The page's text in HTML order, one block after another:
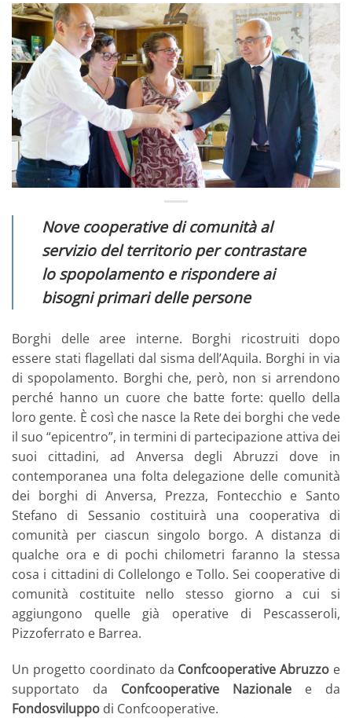
Nove cooperative di comunità al
servizio del territorio per contrastare
lo spopolamento e rispondere ai
bisogni primari delle persone
Borghi delle aree interne. Borghi ricostruiti dopo
essere stati flagellati dal sisma dell’Aquila. Borghi in via
di spopolamento. Borghi che, però, non si arrendono
perché hanno un cuore che batte forte: quello della
loro gente. È così che nasce la Rete dei borghi che vede
il suo “epicentro”, in termini di partecipazione attiva dei
suoi cittadini, ad Anversa degli Abruzzi dove in
contemporanea una folta delegazione delle comunità
dei borghi di Anversa, Prezza, Fontecchio e Santo
Stefano di Sessanio costituirà una cooperativa di
comunità per ciascun singolo borgo. A distanza di
qualche ora e di pochi chilometri faranno la stessa
cosa i cittadini di Collelongo e Tollo. Sei cooperative di
comunità costituite nello stesso giorno a cui si
aggiungono quelle già operative di Pescasseroli,
Pizzoferrato e Barrea.
Un progetto coordinato da Confcooperative Abruzzo e
supportato da Confcooperative Nazionale e da
Fondosviluppo di Confcooperative.